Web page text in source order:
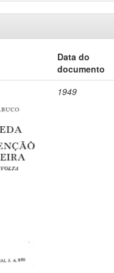
Data do
documento
1949